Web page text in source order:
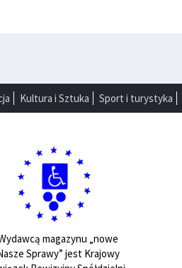
Kultura i Sztuka Sport i turystyka
magazynu „nowe
Sprawy” jest Krajowy